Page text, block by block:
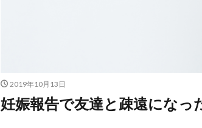
2019年10月13日
妊娠報告で友達と疎遠になっ